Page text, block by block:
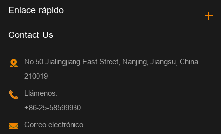
Enlace rápido
Contact Us
No.50 Jialingjiang East Street, Nanjing, Jiangsu, China
210019
Llámenos.
+86-25-58599930
Correo electrónico